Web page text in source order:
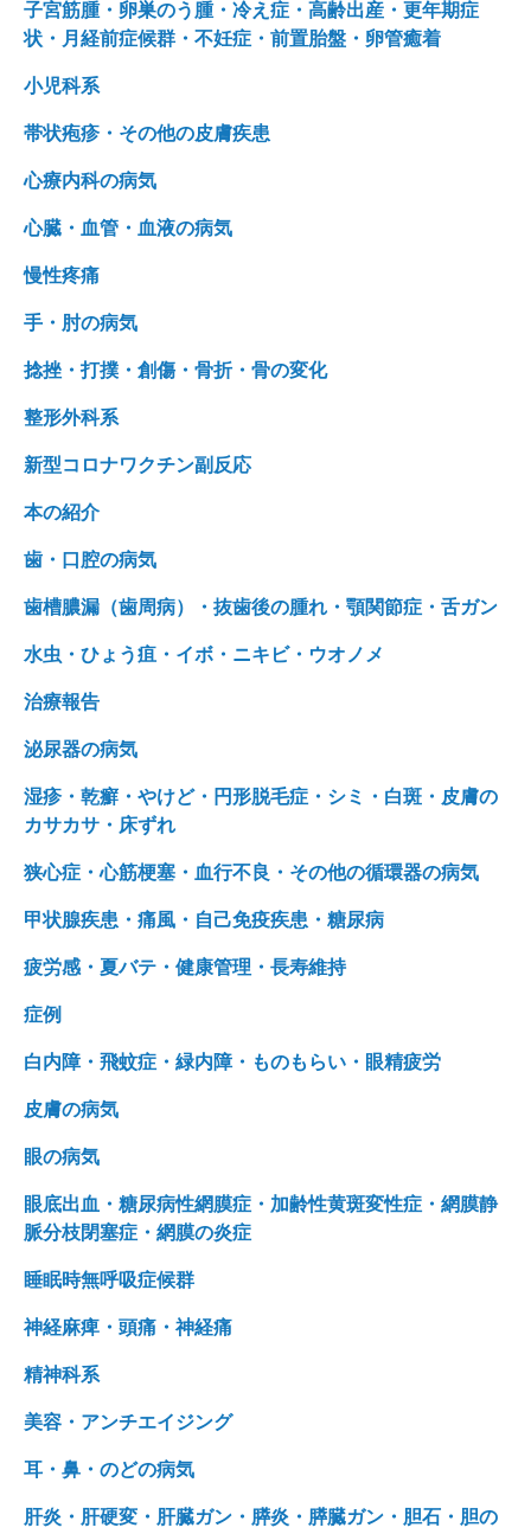
子宮筋腫・卵巣のう腫・冷え症・高齢出産・更年期症
状・月経前症候群・不妊症・前置胎盤・卵管癒着
小児科系
帯状疱疹・その他の皮膚疾患
心療内科の病気
心臓・血管・血液の病気
慢性疼痛
手・肘の病気
捻挫・打撲・創傷・骨折・骨の変化
整形外科系
新型コロナワクチン副反応
本の紹介
歯・口腔の病気
歯槽膿漏（歯周病）・抜歯後の腫れ・顎関節症・舌ガン
水虫・ひょう疽・イボ・ニキビ・ウオノメ
治療報告
泌尿器の病気
湿疹・乾癬・やけど・円形脱毛症・シミ・白斑・皮膚の
カサカサ・床ずれ
狭心症・心筋梗塞・血行不良・その他の循環器の病気
甲状腺疾患・痛風・自己免疫疾患・糖尿病
疲労感・夏バテ・健康管理・長寿維持
症例
白内障・飛蚊症・緑内障・ものもらい・眼精疲労
皮膚の病気
眼の病気
眼底出血・糖尿病性網膜症・加齢性黄斑変性症・網膜静
脈分枝閉塞症・網膜の炎症
睡眠時無呼吸症候群
神経麻痺・頭痛・神経痛
精神科系
美容・アンチエイジング
耳・鼻・のどの病気
肝炎・肝硬変・肝臓ガン・膵炎・膵臓ガン・胆石・胆の